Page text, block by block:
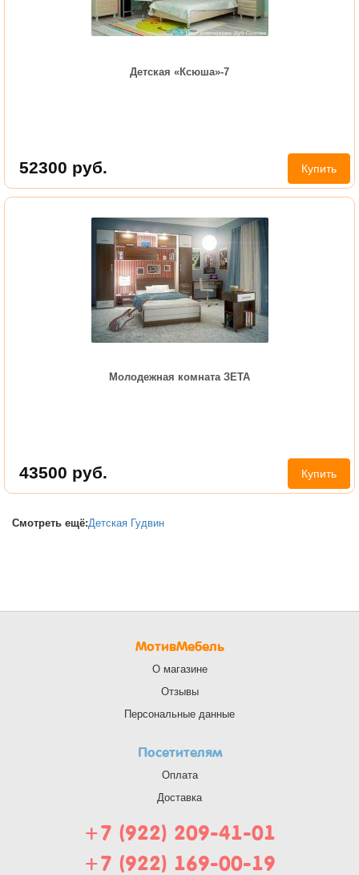
Детская «Ксюша»-7
52300 руб. Купить
Молодежная комната ЗЕТА
43500 руб. Купить
Смотреть ещё:Детская Гудвин
МотивМебель
О магазине
Отзывы
Персональные данные
Посетителям
Оплата
Доставка
+7 (922) 209-41-01
+7 (922) 169-00-19